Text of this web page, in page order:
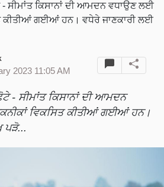
ਸੀਮਾਂਤ ਕਿਸਾਨਾਂ ਦੀ ਆਮਦਨ ਵਧਾਉਣ ਲਈ
ਕੀਤੀਆਂ ਗਈਆਂ ਹਨ। ਵਧੇਰੇ ਜਾਣਕਾਰੀ ਲਈ
2023 11:05 AM
- ਸੀਮਾਂਤ ਕਿਸਾਨਾਂ ਦੀ ਆਮਦਨ
ਵਿਕਸਿਤ ਕੀਤੀਆਂ ਗਈਆਂ ਹਨ।
ਪੜੋ...